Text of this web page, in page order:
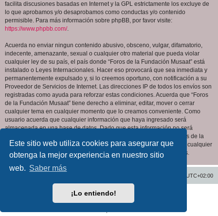
Este sitio web utiliza cookies para asegurar que
obtenga la mejor experiencia en nuestro sitio
web. Saber más
¡Lo entiendo!
facilita discusiones basadas en Internet y la GPL estrictamente los excluye de
lo que aprobamos y/o desaprobamos como conductas y/o contenido
permisible. Para más información sobre phpBB, por favor visite:
https://www.phpbb.com/.
Acuerda no enviar ningun contenido abusivo, obsceno, vulgar, difamatorio,
indecente, amenazante, sexual o cualquier otro material que pueda violar
cualquier ley de su país, el país donde “Foros de la Fundación Musaat” está
instalado o Leyes Internacionales. Hacer eso provocará que sea inmediata y
permanentemente expulsado y, si lo creemos oportuno, con notificación a su
Proveedor de Servicios de Internet. Las direcciones IP de todos los envíos son
registradas como ayuda para reforzar estas condiciones. Acuerda que “Foros
de la Fundación Musaat” tiene derecho a eliminar, editar, mover o cerrar
cualquier tema en cualquier momento que lo creamos conveniente. Como
usuario acuerda que cualquier información que haya ingresado será
almacenada en una base de datos. Dado que esta información no será
compartida con ninguna tercera parte sin su consentimiento, ni “Foros de la
Fundación Musaat” ni phpBB podrán considerarse responsables por cualquier
intento de hacking que conlleve a que los datos sean comprometidos.
UTC+02:00
Desarrollado porphpBB® Forum Software © phpBB Limited
phpBB España